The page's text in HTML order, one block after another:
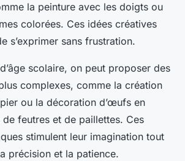
la peinture avec les doigts ou
colorées. Ces idées créatives
s’exprimer sans frustration.
scolaire, on peut proposer des
complexes, comme la création
ou la décoration d’œufs en
de feutres et de paillettes. Ces
stimulent leur imagination tout
précision et la patience.